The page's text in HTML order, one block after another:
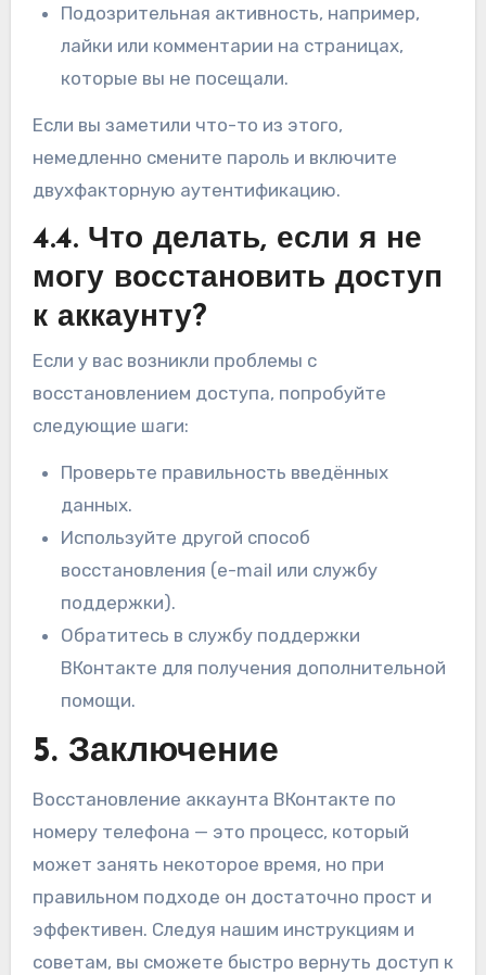
Подозрительная активность, например,
лайки или комментарии на страницах,
которые вы не посещали.
Если вы заметили что-то из этого,
немедленно смените пароль и включите
двухфакторную аутентификацию.
4.4. Что делать, если я не
могу восстановить доступ
к аккаунту?
Если у вас возникли проблемы с
восстановлением доступа, попробуйте
следующие шаги:
Проверьте правильность введённых
данных.
Используйте другой способ
восстановления (e-mail или службу
поддержки).
Обратитесь в службу поддержки
ВКонтакте для получения дополнительной
помощи.
5. Заключение
Восстановление аккаунта ВКонтакте по
номеру телефона — это процесс, который
может занять некоторое время, но при
правильном подходе он достаточно прост и
эффективен. Следуя нашим инструкциям и
советам, вы сможете быстро вернуть доступ к